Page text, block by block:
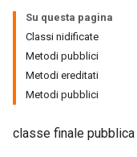
Su questa pagina
Classi nidificate
Metodi pubblici
Metodi ereditati
Metodi pubblici
classe finale pubblica